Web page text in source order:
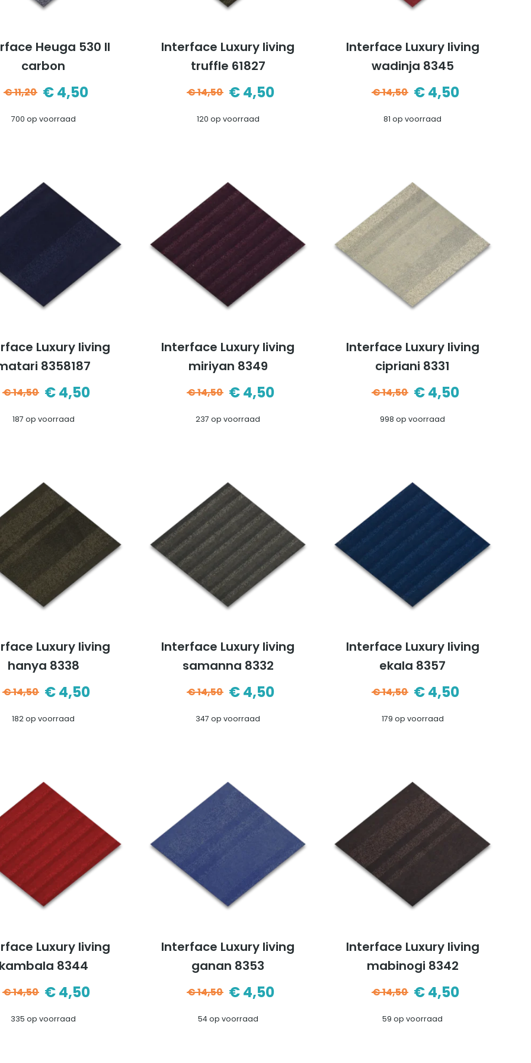
Heuga 530 II
carbon
€11,20
Oorspronkelijke
prijs
€4,50
Huidige
prijs
700 op voorraad
Interface Luxury living
truffle 61827
€14,50
Oorspronkelijke
prijs
€4,50
Huidige
prijs
120 op voorraad
Interface Luxury living
wadinja 8345
€14,50
Oorspronkelijke
prijs
€4,50
Huidige
prijs
81 op voorraad
Luxury living
8358187
€14,50
Oorspronkelijke
prijs
€4,50
Huidige
prijs
187 op voorraad
Interface Luxury living
miriyan 8349
€14,50
Oorspronkelijke
prijs
€4,50
Huidige
prijs
237 op voorraad
Interface Luxury living
cipriani 8331
€14,50
Oorspronkelijke
prijs
€4,50
Huidige
prijs
998 op voorraad
Luxury living
hanya 8338
€14,50
Oorspronkelijke
prijs
€4,50
Huidige
prijs
182 op voorraad
Interface Luxury living
samanna 8332
€14,50
Oorspronkelijke
prijs
€4,50
Huidige
prijs
347 op voorraad
Interface Luxury living
ekala 8357
€14,50
Oorspronkelijke
prijs
€4,50
Huidige
prijs
179 op voorraad
Luxury living
8344
€14,50
Oorspronkelijke
prijs
€4,50
Huidige
prijs
335 op voorraad
Interface Luxury living
ganan 8353
€14,50
Oorspronkelijke
prijs
€4,50
Huidige
prijs
54 op voorraad
Interface Luxury living
mabinogi 8342
€14,50
Oorspronkelijke
prijs
€4,50
Huidige
prijs
59 op voorraad